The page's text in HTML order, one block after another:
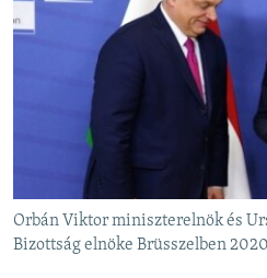
A PÉNZ NYOMÁBAN
EURÓPAI UNIÓ
KLÍMAVÁLTOZÁS
A MÚLT TANULSÁGAI
KÖVESSEN MINKET!
Orbán Viktor miniszterelnök és
Bizottság elnöke Brüsszelben